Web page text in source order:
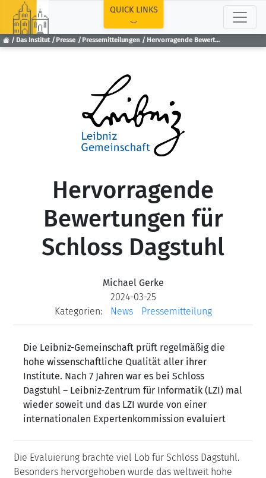
Das Institut Presse Pressemitteilungen Hervorragende Bewertungen für Schloss Dagstuhl
QUICK LINKS
Hervorragende
Bewertungen für
Schloss Dagstuhl
Michael Gerke
2024-03-25
Kategorien:
News Pressemitteilung
Die Leibniz-Gemeinschaft prüft regelmäßig die
hohe wissenschaftliche Qualität aller ihrer
Institute. Nach 7 Jahren war es bei Schloss
Dagstuhl – Leibniz-Zentrum für Informatik (LZI) mal
wieder soweit und das LZI wurde von einer
internationalen Expertenkommission evaluiert
Die Evaluierung brachte viel Lob für Schloss Dagstuhl.
Besonders hervorgehoben wurde das weltweit hohe